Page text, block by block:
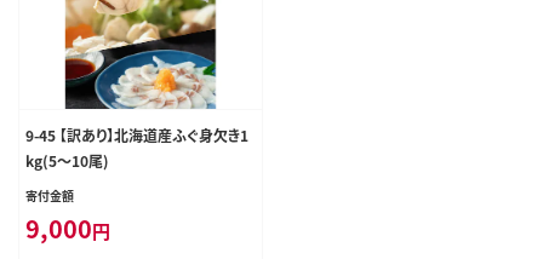
9-45 【訳あり】北海道産ふぐ身欠き1
kg(5～10尾)
寄付金額
9,000円